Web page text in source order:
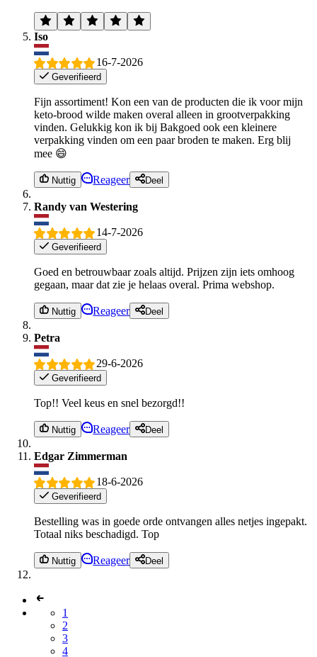
Iso
16-7-2026
Geverifieerd
Fijn assortiment! Kon een van de producten die ik voor mijn
keto-brood wilde maken overal alleen in grootverpakking
vinden. Gelukkig kon ik bij Bakgoed ook een kleinere
verpakking vinden om een paar broden te maken. Erg blij
mee 😄
Nuttig Reageer Deel
Randy van Westering
14-7-2026
Geverifieerd
Goed en betrouwbaar zoals altijd. Prijzen zijn iets omhoog
gegaan, maar dat zie je helaas overal. Prima webshop.
Nuttig Reageer Deel
Petra
29-6-2026
Geverifieerd
Top!! Veel keus en snel bezorgd!!
Nuttig Reageer Deel
Edgar Zimmerman
18-6-2026
Geverifieerd
Bestelling was in goede orde ontvangen alles netjes ingepakt.
Totaal niks beschadigd. Top
Nuttig Reageer Deel
1
2
3
4